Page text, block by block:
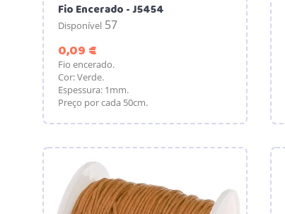
Fio Encerado - J5454
Disponível 57
0,09 €
Fio encerado.
Cor: Verde.
Espessura: 1mm.
Preço por cada 50cm.